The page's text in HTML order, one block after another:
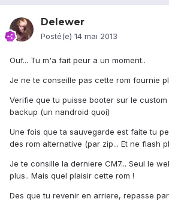
Delewer
Posté(e) 14 mai 2013
Ouf... Tu m'a fait peur a un moment..
Je ne te conseille pas cette rom fournie
Verifie que tu puisse booter sur le
backup (un nandroid quoi)
Une fois que ta sauvegarde est faite tu
des rom alternative (par zip... Et ne flash
Je te consille la derniere CM7... Seul le
plus.. Mais quel plaisir cette rom !
Des que tu revenir en arriere, repasse